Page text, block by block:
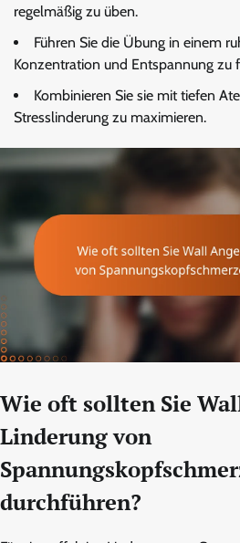
regelmäßig zu üben.
Führen Sie die Übung in einem
Konzentration und Entspannung zu
Kombinieren Sie sie mit tiefen
Stresslinderung zu maximieren.
Wie oft sollten Sie
Linderung von
durchführen?